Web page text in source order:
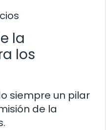
la
los
siempre un pilar
de la